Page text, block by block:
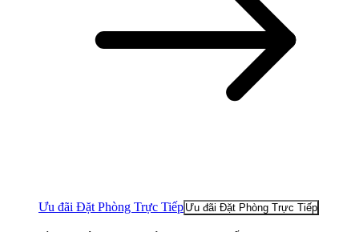
Ưu đãi Đặt Phòng Trực Tiếp Ưu đãi Đặt Phòng Trực Tiếp